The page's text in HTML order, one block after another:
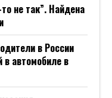
не так”. Найдена
в России
автомобиле в